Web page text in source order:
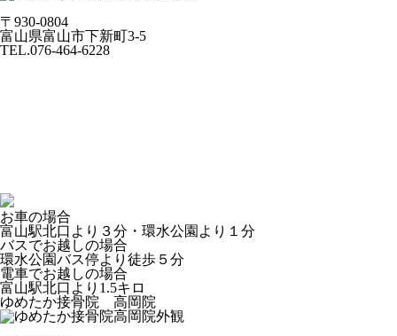
〒930-0804
富山県富山市下新町3-5
TEL.076-464-6228
お車の場合
富山駅北口より３分・環水公園より１分
バスでお越しの場合
環水公園バス停より徒歩５分
電車でお越しの場合
富山駅北口より1.5キロ
ゆめたか接骨院 高岡院